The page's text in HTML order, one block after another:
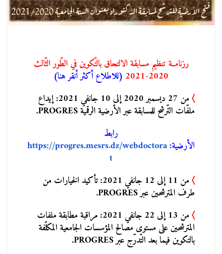
رزنامــة تنظيم مسابقة الالتحاق بالتّكوين في الطّور الثّالث
2020-2021
(للاطلاع أكثر أنقر هنا)
〉
من 27 ديسمبر 2020 إلى 10 جانفي 2021: إيداع
ملفّات التّرشح للمسابقة عبر الأرضية الرقمية PROGRES.
رابط
الأرضية:https://progres.mesrs.dz/webdoctora
t
〉
من 11 إلى 12 جانفي 2021: تأكيد الخيارات من
طرف المترشحين عبر PROGRES.
〉
من 13 إلى 22 جانفي 2021: مراقبة مطابقة ملفات
المترشحين على مستوى مصالح المؤسسات الجامعية المكلّفة
بالتكوين فيما بعد التّدرّج عبر PROGRES.